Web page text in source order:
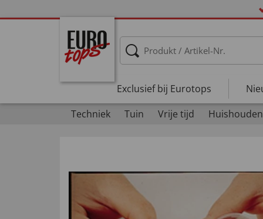
Exclusief bij Eurotops
Techniek
Tuin Vrije tijd